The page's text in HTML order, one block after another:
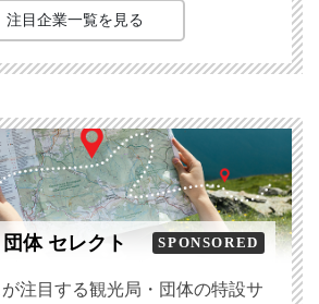
注目企業一覧を見る
体 セレクト SPONSORED
が注目する観光局・団体の特設サ